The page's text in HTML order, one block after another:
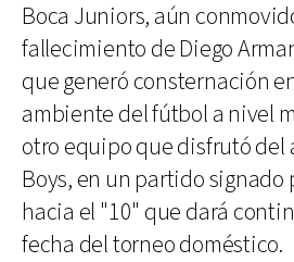
Boca Juniors, aún
fallecimiento de Diego
que generó consternación
ambiente del fútbol a nivel
otro equipo que disfrutó del
Boys, en un partido signado
hacia el "10" que dará
fecha del torneo doméstico.